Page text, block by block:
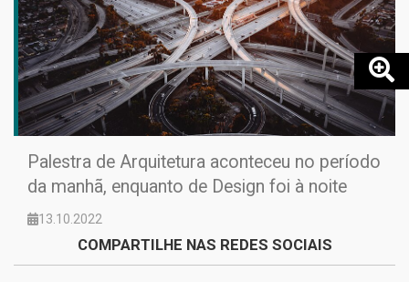
Palestra de Arquitetura aconteceu no período
da manhã, enquanto de Design foi à noite
13.10.2022
COMPARTILHE NAS REDES SOCIAIS